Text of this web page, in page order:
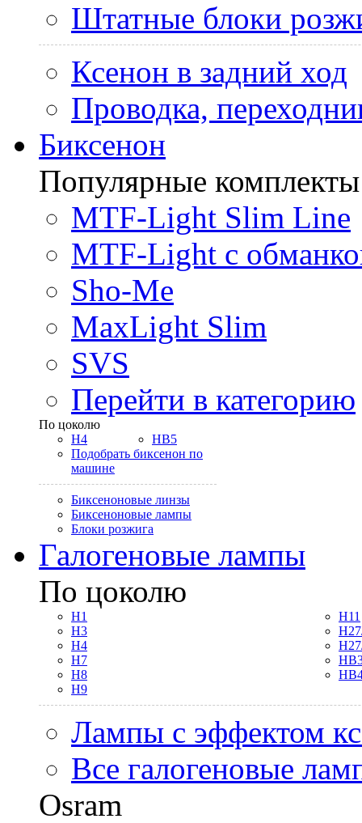
Штатные блоки
Ксенон в задний ход
Проводка,
Биксенон
Популярные комплекты
MTF-Light Slim Line
MTF-Light с
Sho-Me
MaxLight Slim
SVS
Перейти в категорию
По цоколю
H4
HB5
Подобрать биксенон по
машине
Биксеноновые линзы
Биксеноновые лампы
Блоки розжига
Галогеновые лампы
По цоколю
H1
H3
H4
H7
H8
H9
H11
Лампы с эффектом
Все галогеновые
Osram